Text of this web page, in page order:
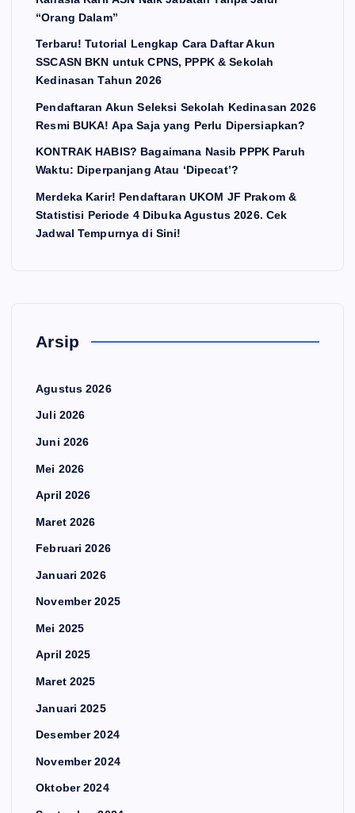
“Orang Dalam”
Terbaru! Tutorial Lengkap Cara Daftar Akun
SSCASN BKN untuk CPNS, PPPK & Sekolah
Kedinasan Tahun 2026
Pendaftaran Akun Seleksi Sekolah Kedinasan 2026
Resmi BUKA! Apa Saja yang Perlu Dipersiapkan?
KONTRAK HABIS? Bagaimana Nasib PPPK Paruh
Waktu: Diperpanjang Atau ‘Dipecat’?
Merdeka Karir! Pendaftaran UKOM JF Prakom &
Statistisi Periode 4 Dibuka Agustus 2026. Cek
Jadwal Tempurnya di Sini!
Arsip
Agustus 2026
Juli 2026
Juni 2026
Mei 2026
April 2026
Maret 2026
Februari 2026
Januari 2026
November 2025
Mei 2025
April 2025
Maret 2025
Januari 2025
Desember 2024
November 2024
Oktober 2024